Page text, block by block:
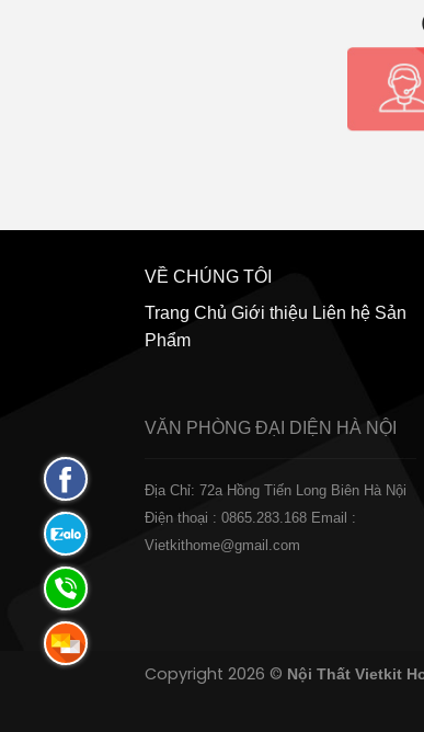
VỀ CHÚNG TÔI
Trang Chủ Giới thiệu Liên hệ Sản
Phẩm
VĂN PHÒNG ĐẠI DIỆN HÀ NỘI
Địa Chỉ: 72a Hồng Tiến Long Biên Hà Nội
Điện thoại : 0865.283.168 Email :
Vietkithome@gmail.com
Copyright 2026 © Nội Thất Vietkit
Fanpage
Facebook
Zalo:
0865.283.168
Hotline:
0865.283.168
Hotline:
0865.283.168